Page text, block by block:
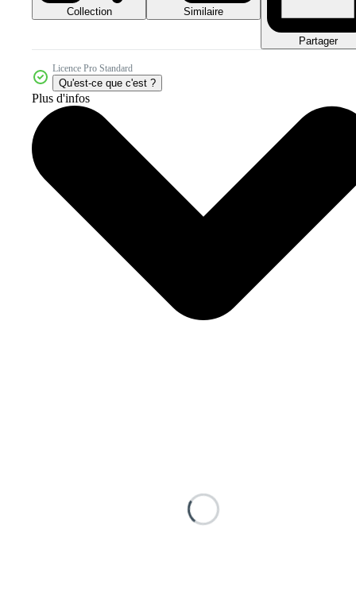
Collection Similaire
Partager
Licence Pro Standard
Qu'est-ce que c'est ?
Plus d'infos